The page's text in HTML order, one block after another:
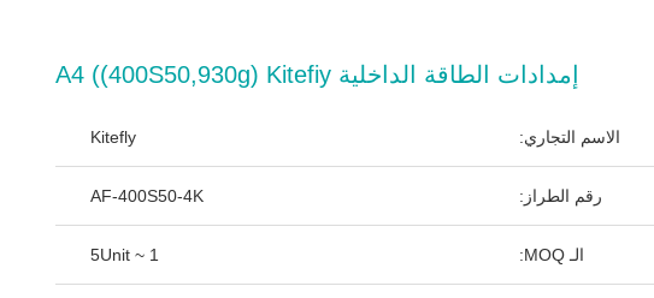
إمدادات الطاقة الداخلية A4 ((400S50,930g) Kitefiy
الاسم التجاري: Kitefly
رقم الطراز: AF-400S50-4K
الـ MOQ: 1 ~ 5Unit